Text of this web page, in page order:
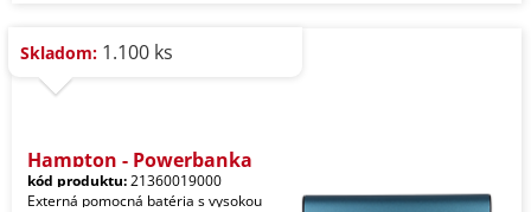
Skladom: 1.100 ks
Hampton - Powerbanka
kód produktu:21360019000
Externá pomocná batéria s vysokou